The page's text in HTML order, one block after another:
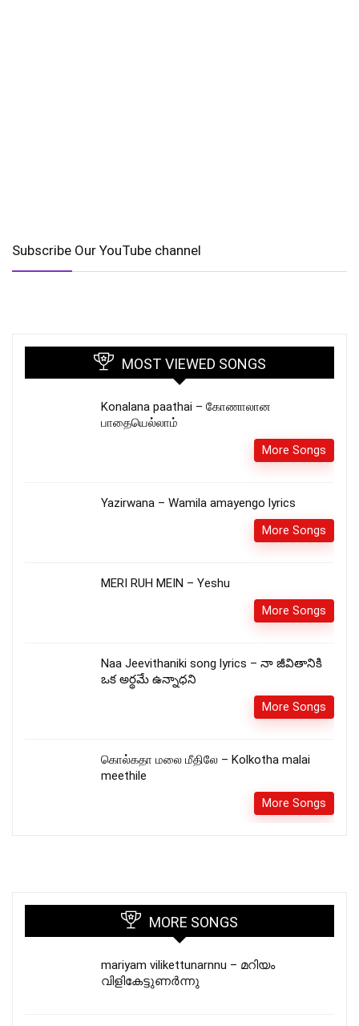
Subscribe Our YouTube channel
MOST VIEWED SONGS
Konalana paathai – கோணாலான
பாதையெல்லாம்
More Songs
Yazirwana – Wamila amayengo lyrics
More Songs
MERI RUH MEIN – Yeshu
More Songs
Naa Jeevithaniki song lyrics – నా జీవితానికి
ఒక అర్థమే ఉన్నాధని
More Songs
கொல்கதா மலை மீதிலே – Kolkotha malai
meethile
More Songs
MORE SONGS
mariyam vilikettunarnnu – മറിയം
വിളികേട്ടുണർന്നു